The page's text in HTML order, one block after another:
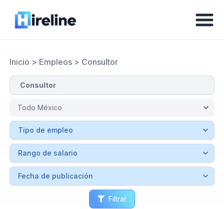
Inicio > Empleos> Consultor
Filtrar